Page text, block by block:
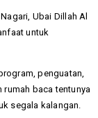
Ubai Dillah Al
untuk
penguatan,
rumah baca tentunya
segala kalangan.